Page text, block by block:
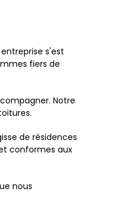
s'est
fiers de
Notre
de résidences
conformes aux
nous